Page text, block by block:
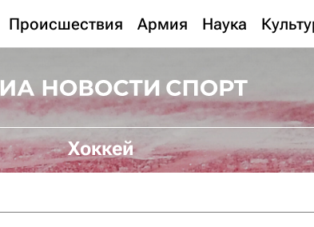
Происшествия Армия Наука
Хоккей